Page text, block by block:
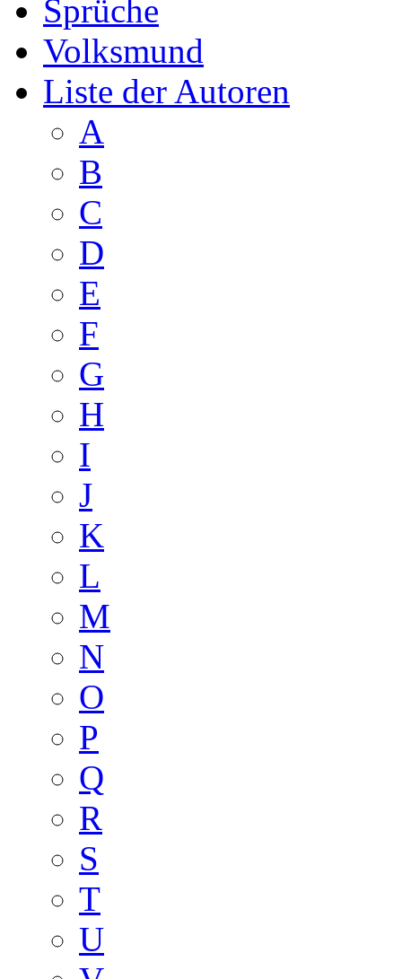
Sprüche
Volksmund
Liste der Autoren
A
B
C
D
E
F
G
H
I
J
K
L
M
N
O
P
Q
R
S
T
U